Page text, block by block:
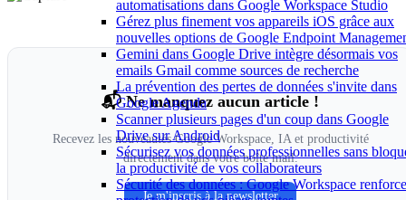
automatisations dans Google Workspace Studio
Gérez plus finement vos appareils iOS grâce aux
nouvelles options de Google Endpoint
Gemini dans Google Drive intègre désormais vos
emails Gmail comme sources de recherche
La prévention des pertes de données s'invite dans
Google Agenda
Scanner plusieurs pages d'un coup dans Google
Drive sur Android
Sécurisez vos données professionnelles sans
la productivité de vos collaborateurs
Sécurité des données : Google Workspace
📬 Ne manquez aucun article !
Recevez les nouveautés Google Workspace, IA et productivité
directement dans votre boîte mail.
Je m'inscris à la newsletter